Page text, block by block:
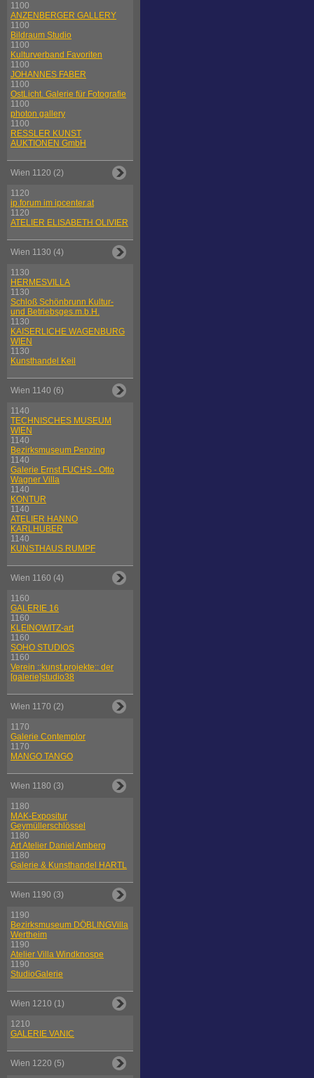
1100
ANZENBERGER GALLERY
1100
Bildraum Studio
1100
Kulturverband Favoriten
1100
JOHANNES FABER
1100
OstLicht. Galerie für Fotografie
1100
photon gallery
1100
RESSLER KUNST
AUKTIONEN GmbH
Wien 1120 (2)
1120
ip.forum im ipcenter.at
1120
ATELIER ELISABETH OLIVIER
Wien 1130 (4)
1130
HERMESVILLA
1130
Schloß Schönbrunn Kultur-
und Betriebsges.m.b.H.
1130
KAISERLICHE WAGENBURG
WIEN
1130
Kunsthandel Keil
Wien 1140 (6)
1140
TECHNISCHES MUSEUM
WIEN
1140
Bezirksmuseum Penzing
1140
Galerie Ernst FUCHS - Otto
Wagner Villa
1140
KONTUR
1140
ATELIER HANNO
KARLHUBER
1140
KUNSTHAUS RUMPF
Wien 1160 (4)
1160
GALERIE 16
1160
KLEINOWITZ-art
1160
SOHO STUDIOS
1160
Verein ::kunst.projekte:: der
[galerie]studio38
Wien 1170 (2)
1170
Galerie Contemplor
1170
MANGO TANGO
Wien 1180 (3)
1180
MAK-Expositur
Geymüllerschlössel
1180
Art Atelier Daniel Amberg
1180
Galerie & Kunsthandel HARTL
Wien 1190 (3)
1190
Bezirksmuseum DÖBLINGVilla
Wertheim
1190
Atelier Villa Windknospe
1190
StudioGalerie
Wien 1210 (1)
1210
GALERIE VANIC
Wien 1220 (5)